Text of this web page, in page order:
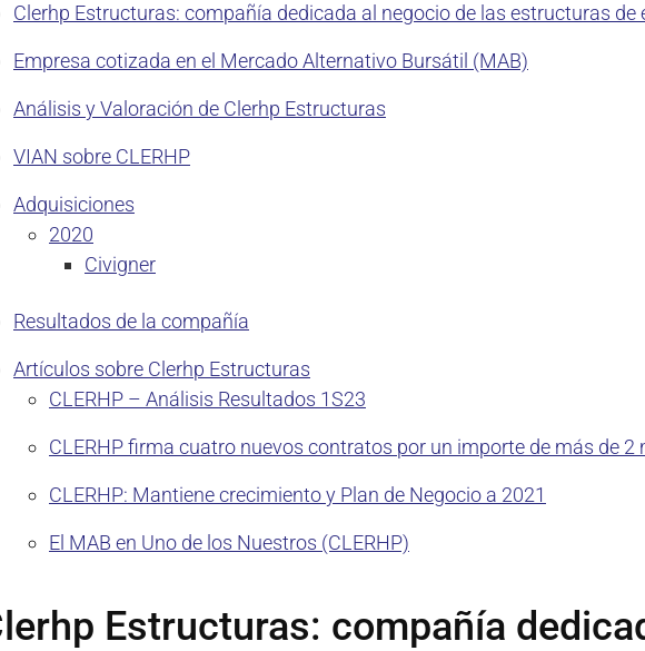
Clerhp Estructuras: compañía dedicada al negocio de las estructuras de
Empresa cotizada en el Mercado Alternativo Bursátil (MAB)
Análisis y Valoración de Clerhp Estructuras
VIAN sobre CLERHP
Adquisiciones
2020
Civigner
Resultados de la compañía
Artículos sobre Clerhp Estructuras
CLERHP – Análisis Resultados 1S23
CLERHP firma cuatro nuevos contratos por un importe de más de 2
CLERHP: Mantiene crecimiento y Plan de Negocio a 2021
El MAB en Uno de los Nuestros (CLERHP)
Estructuras: compañía